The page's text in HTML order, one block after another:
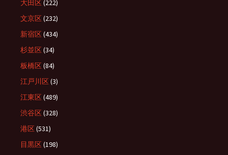
大田区(222)
文京区(232)
新宿区(434)
杉並区(34)
板橋区(84)
江戸川区(3)
江東区(489)
渋谷区(328)
港区(531)
目黒区(198)